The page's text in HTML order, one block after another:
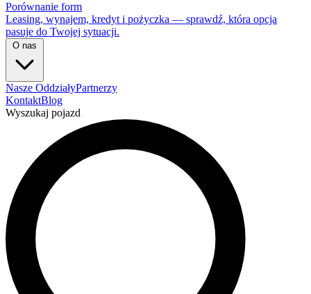
Porównanie form
Leasing, wynajem, kredyt i pożyczka — sprawdź, która opcja
pasuje do Twojej sytuacji.
O nas
Nasze OddziałyPartnerzy
KontaktBlog
Wyszukaj pojazd